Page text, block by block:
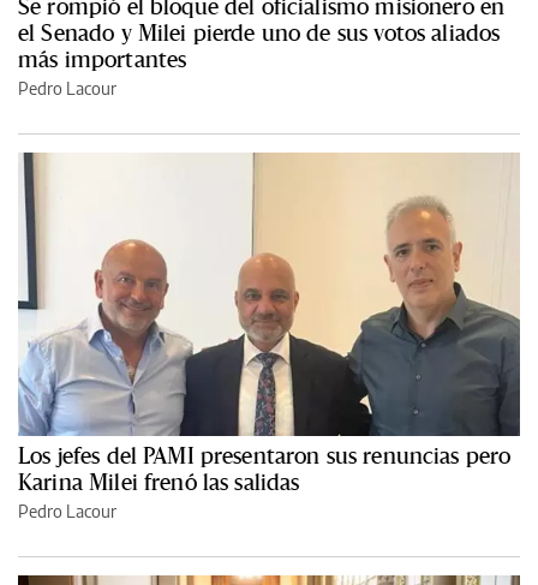
Se rompió el bloque del oficialismo misionero en
el Senado y Milei pierde uno de sus votos aliados
más importantes
Pedro Lacour
Los jefes del PAMI presentaron sus renuncias pero
Karina Milei frenó las salidas
Pedro Lacour